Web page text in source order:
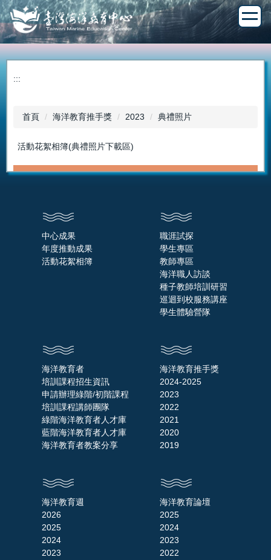
跳
到
主
要
內
:::
首頁 海洋教育推手獎 2023 典禮照片
活動花絮相簿(典禮照片下載區)
中心成果
年度推動成果
活動花絮相簿
職涯試探
學生專區
教師專區
海洋職人訪談
種子教師培訓研習
巡迴到校服務講座
學生體驗營隊
海洋教育者
培訓課程招生資訊
申請辦理綠階/初階課程
培訓課程講師團隊
綠階海洋教育者人才庫
藍階海洋教育者人才庫
海洋教育者教案分享
海洋教育推手獎
2024-2025
2023
2022
2021
2020
2019
海洋教育週
2026
2025
2024
2023
海洋教育論壇
2025
2024
2023
2022